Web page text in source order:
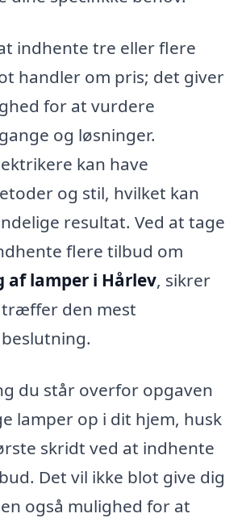
indhente tre eller flere
handler om pris; det giver
for at vurdere
og løsninger.
kan have
og stil, hvilket kan
resultat. Ved at tage
flere tilbud om
lamper i Hårlev, sikrer
den mest
du står overfor opgaven
lamper op i dit hjem, husk
skridt ved at indhente
Det vil ikke blot give dig
også mulighed for at